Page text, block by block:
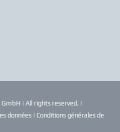
| All rights reserved. |
données| Conditions générales de